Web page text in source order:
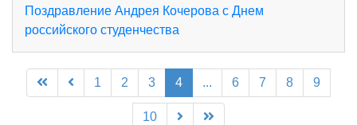
Поздравление Андрея Кочерова с Днем
российского студенчества
1 2 3 4 ... 6 7 8 9
10